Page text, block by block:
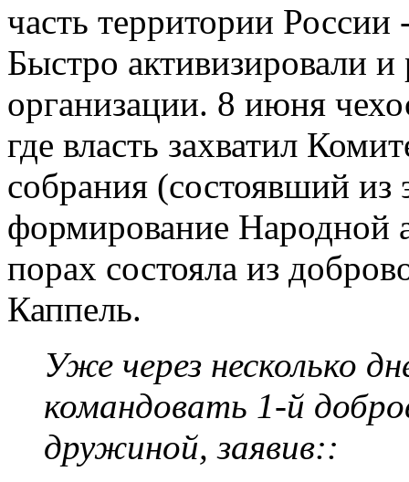
часть территории
Быстро активизировали
организации. 8 июня
где власть захватил
собрания (состоявший из
формирование Народной
порах состояла из
Каппель.
Уже через несколько
командовать 1-й
дружиной, заявив::